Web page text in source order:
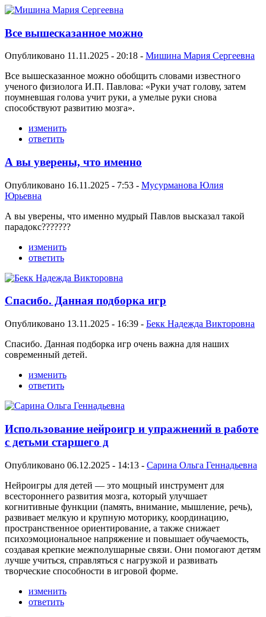
Все вышесказанное можно
Опубликовано 11.11.2025 - 20:18 - Мишина Мария Сергеевна
Все вышесказанное можно обобщить словами известного
ученого физиолога И.П. Павлова: «Руки учат голову, затем
поумневшая голова учит руки, а умелые руки снова
способствуют развитию мозга».
изменить
ответить
А вы уверены, что именно
Опубликовано 16.11.2025 - 7:53 - Мусурманова Юлия
Юрьевна
А вы уверены, что именно мудрый Павлов высказал такой
парадокс???????
изменить
ответить
Спасибо. Данная подборка игр
Опубликовано 13.11.2025 - 16:39 - Бекк Надежда Викторовна
Спасибо. Данная подборка игр очень важна для наших
современный детей.
изменить
ответить
Использование нейроигр и упражнений в работе
с детьми старшего д
Опубликовано 06.12.2025 - 14:13 - Сарина Ольга Геннадьевна
Нейроигры для детей — это мощный инструмент для
всестороннего развития мозга, который улучшает
когнитивные функции (память, внимание, мышление, речь),
развивает мелкую и крупную моторику, координацию,
пространственное ориентирование, а также снижает
психоэмоциональное напряжение и повышает обучаемость,
создавая крепкие межполушарные связи. Они помогают детям
лучше учиться, справляться с нагрузкой и развивать
творческие способности в игровой форме.
изменить
ответить